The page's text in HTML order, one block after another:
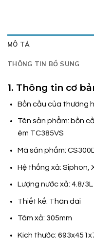
MÔ TẢ
THÔNG TIN BỔ SUNG
1. Thông tin cơ
Bồn cầu của thương
Tên sản phẩm: bồn
êm TC385VS
Mã sản phẩm:
Hệ thống xả: Siphon,
Lượng nước xả: 4.8/3L
Thiết kế: Thân dài
Tâm xả: 305mm
Kích thước: